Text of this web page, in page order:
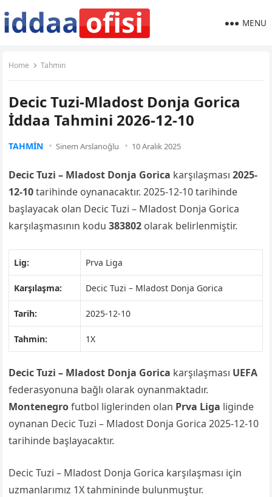
MENU
Home Tahmin
Decic Tuzi-Mladost Donja Gorica
İddaa Tahmini 2026-12-10
TAHMIN Sinem Arslanoğlu 10 Aralık 2025
Decic Tuzi – Mladost Donja Gorica karşılaşması2025-
12-10tarihinde oynanacaktır. 2025-12-10 tarihinde
başlayacak olan Decic Tuzi – Mladost Donja Gorica
karşılaşmasının kodu383802 olarak belirlenmiştir.
Lig: Prva Liga
Karşılaşma: Decic Tuzi – Mladost Donja Gorica
Tarih: 2025-12-10
Tahmin: 1X
Decic Tuzi – Mladost Donja Gorica karşılaşması UEFA
federasyonuna bağlı olarak oynanmaktadır.
Montenegrofutbol liglerinden olan Prva Liga liginde
oynanan Decic Tuzi – Mladost Donja Gorica 2025-12-10
tarihinde başlayacaktır.
Decic Tuzi – Mladost Donja Gorica karşılaşması için
uzmanlarımız 1X tahmininde bulunmuştur.